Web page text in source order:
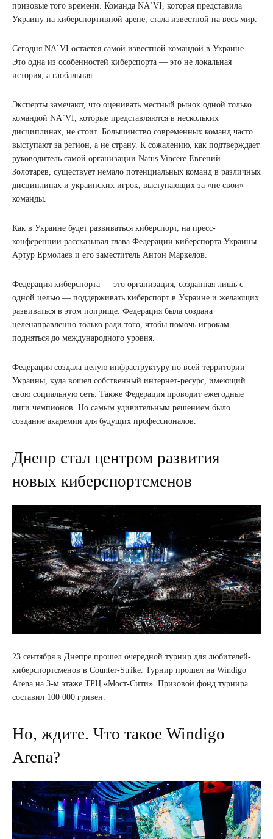
призовые того времени. Команда NA`VI, которая представила
Украину на киберспортивной арене, стала известной на весь мир.
Сегодня NA`VI остается самой известной командой в Украине.
Это одна из особенностей киберспорта — это не локальная
история, а глобальная.
Эксперты замечают, что оценивать местный рынок одной только
командой NA`VI, которые представляются в нескольких
дисциплинах, не стоит. Большинство современных команд часто
выступают за регион, а не страну. К сожалению, как подтверждает
руководитель самой организации Natus Vincere Евгений
Золотарев, существует немало потенциальных команд в различных
дисциплинах и украинских игрок, выступающих за «не свои»
команды.
Как в Украине будет развиваться киберспорт, на пресс-
конференции рассказывал глава Федерации киберспорта Украины
Артур Ермолаев и его заместитель Антон Маркелов.
Федерация киберспорта — это организация, созданная лишь с
одной целью — поддерживать киберспорт в Украине и желающих
развиваться в этом поприще. Федерация была создана
целенаправленно только ради того, чтобы помочь игрокам
подняться до международного уровня.
Федерация создала целую инфраструктуру по всей территории
Украины, куда вошел собственный интернет-ресурс, имеющий
свою социальную сеть. Также Федерация проводит ежегодные
лиги чемпионов. Но самым удивительным решением было
создание академии для будущих профессионалов.
Днепр стал центром развития
новых киберспортсменов
23 сентября в Днепре прошел очередной турнир для любителей-
киберспортсменов в Counter-Strike. Турнир прошел на Windigo
Arena на 3-м этаже ТРЦ «Мост-Сити». Призовой фонд турнира
составил 100 000 гривен.
Но, ждите. Что такое Windigo
Arena?